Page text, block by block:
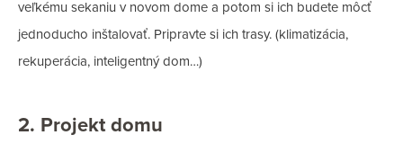
veľkému sekaniu v novom dome a potom si ich budete môcť
jednoducho inštalovať. Pripravte si ich trasy. (klimatizácia,
rekuperácia, inteligentný dom…)
2. Projekt domu